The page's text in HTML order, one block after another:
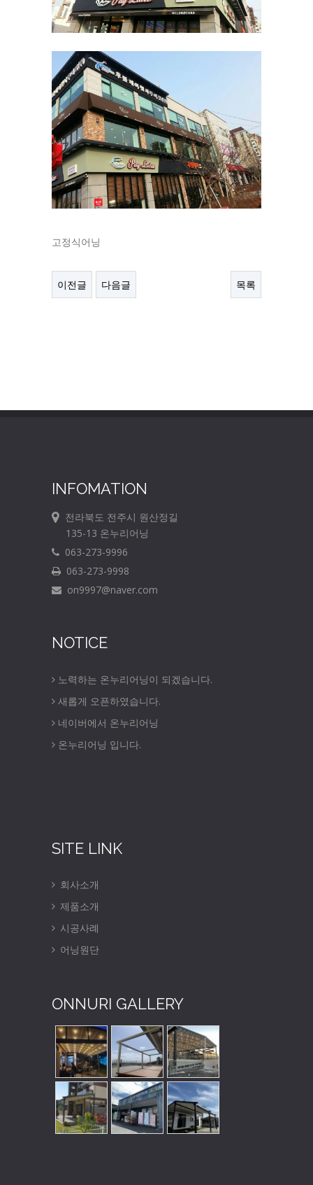
고정식어닝
이전글 다음글 목록
INFOMATION
전라북도 전주시 원산정길
135-13 온누리어닝
063-273-9996
063-273-9998
on9997@naver.com
NOTICE
노력하는 온누리어닝이 되겠습니다.
새롭게 오픈하였습니다.
네이버에서 온누리어닝
온누리어닝 입니다.
SITE LINK
회사소개
제품소개
시공사례
어닝원단
ONNURI GALLERY